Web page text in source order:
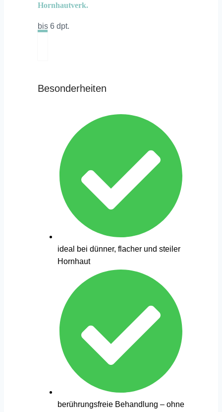
Hornhautverk.
bis 6 dpt.
Besonderheiten
ideal bei dünner, flacher und steiler
Hornhaut
berührungsfreie Behandlung – ohne